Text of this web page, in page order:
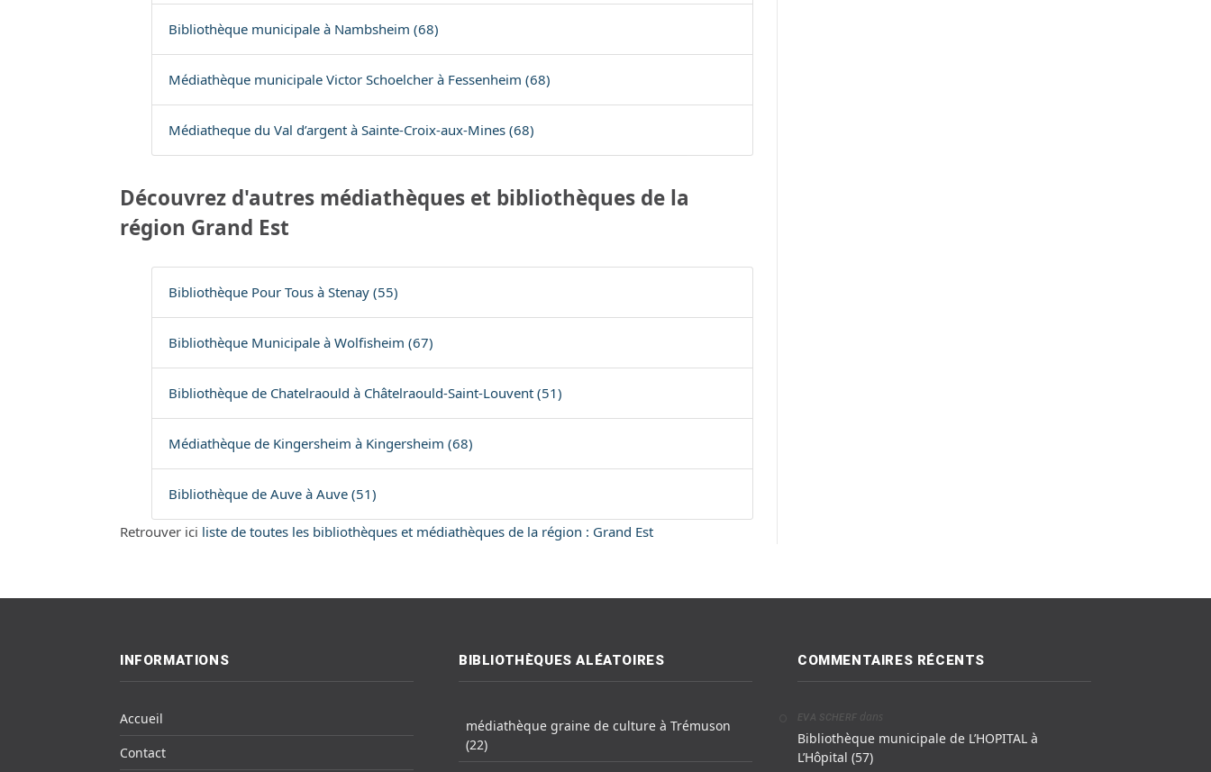
Bibliothèque municipale à Nambsheim (68)
Médiathèque municipale Victor Schoelcher à Fessenheim (68)
Médiatheque du Val d’argent à Sainte-Croix-aux-Mines (68)
Découvrez d'autres médiathèques et bibliothèques de la
région Grand Est
Bibliothèque Pour Tous à Stenay (55)
Bibliothèque Municipale à Wolfisheim (67)
Bibliothèque de Chatelraould à Châtelraould-Saint-Louvent (51)
Médiathèque de Kingersheim à Kingersheim (68)
Bibliothèque de Auve à Auve (51)
Retrouver ici liste de toutes les bibliothèques et médiathèques de la région : Grand Est
INFORMATIONS
Accueil
Contact
BIBLIOTHÈQUES ALÉATOIRES
médiathèque graine de culture à Trémuson
(22)
COMMENTAIRES RÉCENTS
EVA SCHERF dans
Bibliothèque municipale de L’HOPITAL à
L’Hôpital (57)